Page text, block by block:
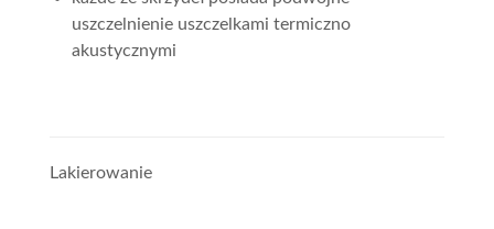
uszczelnienie uszczelkami termiczno
akustycznymi
Lakierowanie